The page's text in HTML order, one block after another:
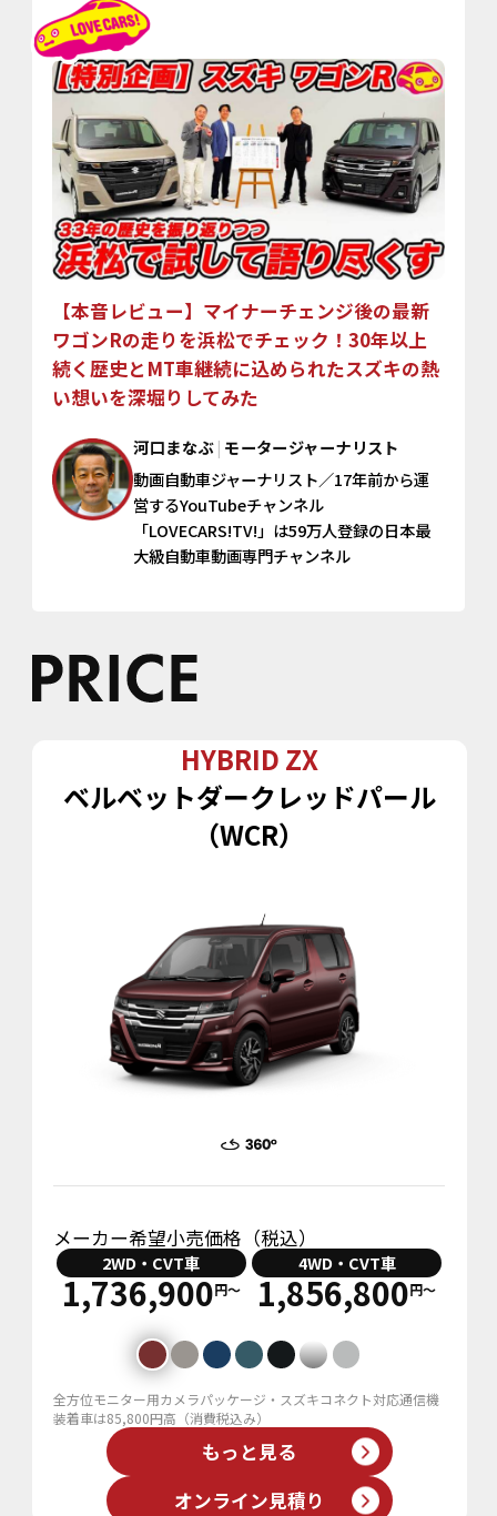
【本音レビュー】マイナーチェンジ後の最新
ワゴンRの走りを浜松でチェック！30年以上
続く歴史とMT車継続に込められたスズキの熱
い想いを深堀りしてみた
河口まなぶ | モータージャーナリスト
動画自動車ジャーナリスト／17年前から運
営するYouTubeチャンネル
「LOVECARS!TV!」は59万人登録の日本最
大級自動車動画専門チャンネル
HYBRID ZX
ベルベットダークレッドパール
（WCR）
メーカー希望小売価格（税込）
2WD・CVT車
1,736,900円〜
4WD・CVT車
1,856,800円〜
全方位モニター用カメラパッケージ・スズキコネクト対応通信機
装着車は85,800円高（消費税込み）
もっと見る
オンライン見積り